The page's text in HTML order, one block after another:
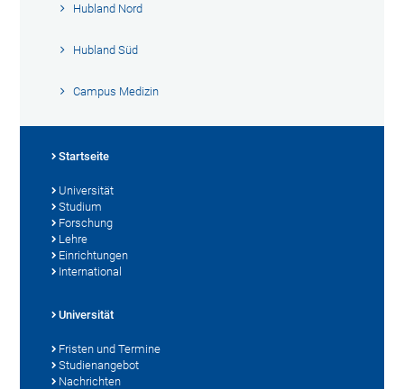
Hubland Nord
Hubland Süd
Campus Medizin
Startseite
Universität
Studium
Forschung
Lehre
Einrichtungen
International
Universität
Fristen und Termine
Studienangebot
Nachrichten